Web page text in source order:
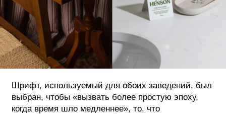
Шрифт, используемый для обоих заведений, был
выбран, чтобы «вызвать более простую эпоху,
когда время шло медленнее», то, что